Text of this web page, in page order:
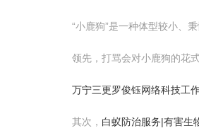
“小鹿狗”是一种体型较小、
领先，打骂会对小鹿狗的花
万宁三更罗俊钰网络科技工
其次， 白蚁防治服务|有害生